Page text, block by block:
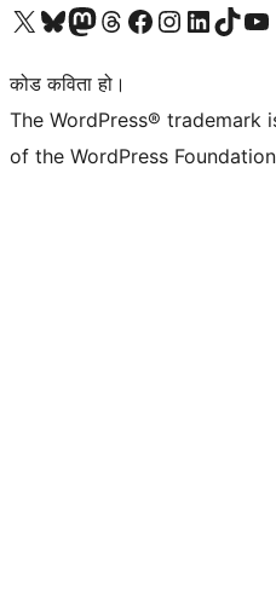
हाम्रो X (पहिले ट्विटर) खातामा जानुहोस्
हाम्रो Bluesky खाता भ्रमण गर्नुहोस्
हाम्रो म्यास्टोडन खाता भ्रमण गर्नुहोस्
हाम्रो थ्रेड्स खातामा जानुहोस्
हाम्रो फेसबुक पेजमा जानुहोस्
हाम्रो इन्स्टाग्राम खातामा जानुहोस्
हाम्रो लिङ्क्डइन खातामा जानुहोस्
हाम्रो TikTok खाता भ्रमण
हाम्रो
कोड कविता हो।
The WordPress®
of the WordPress